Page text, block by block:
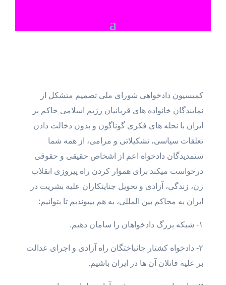
کمیسیون دادخواهی شورای ملی تصمیم متشکل از
نمایندگان خانواده های قربانیان رژیم اسلامی حاکم بر
ایران با نحله های فکری گوناگون و بدون دخالت دادن
تعلقات سیاسی، تشکیلاتی و مرامی، از همه شما
ستمدیدگان دادخواه اعم از اشخاص حقیقی و حقوقی
درخواست میکند برای هموار کردن راه پیروزی انقلاب
زن، زندگی، آزادی و تحویل جنایتکاران علیه بشریت در
ایران به محاکم بین المللی، به هم بپیوندیم تا بتوانیم:
۱- شبکه بزرگ دادخواهان را سامان دهیم.
۲- دادخواه کشتار جانباختگان راه آزادی و اجرای عدالت
بر علیه قاتلان آن ها در ایران باشیم.